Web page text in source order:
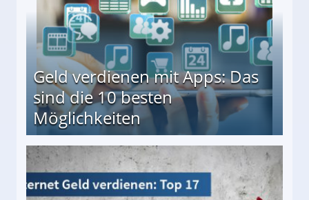
Geld verdienen mit Apps: Das
sind die 10 besten
Möglichkeiten
besten Möglichkeiten